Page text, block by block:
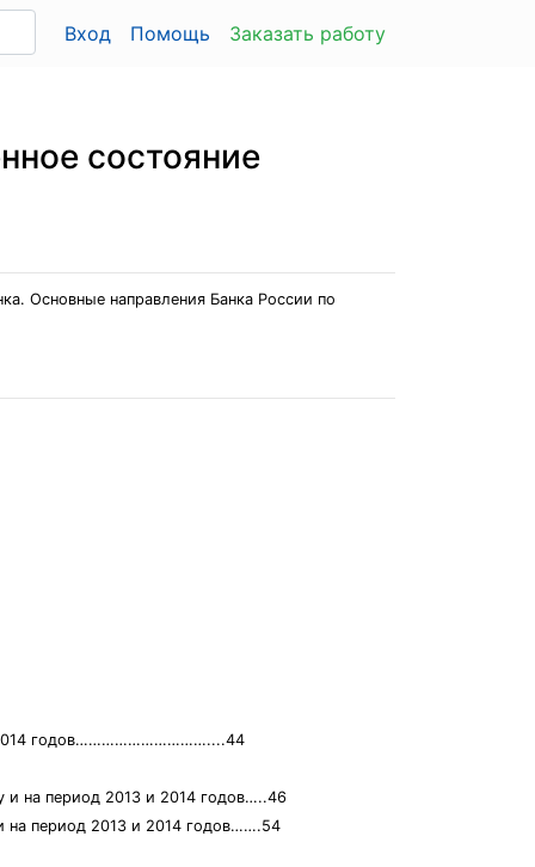
Вход Помощь Заказать работу
состояние
Основные направления Банка России по
2014 годов…………………………....44
и на период 2013 и 2014 годов…..46
на период 2013 и 2014 годов…….54